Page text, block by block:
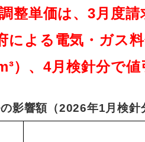
整単価は、3月度
による電気・ガス
）、4月検針分で
影響額（2026年1月検針